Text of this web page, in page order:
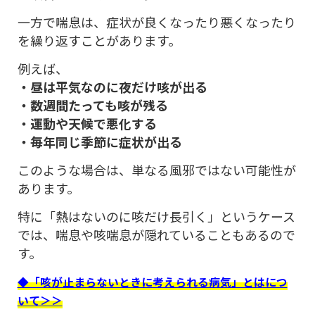
一方で喘息は、症状が良くなったり悪くなったり
を繰り返すことがあります。
例えば、
・昼は平気なのに夜だけ咳が出る
・数週間たっても咳が残る
・運動や天候で悪化する
・毎年同じ季節に症状が出る
このような場合は、単なる風邪ではない可能性が
あります。
特に「熱はないのに咳だけ長引く」というケース
では、喘息や咳喘息が隠れていることもあるので
す。
◆「咳が止まらないときに考えられる病気」とはにつ
いて＞＞